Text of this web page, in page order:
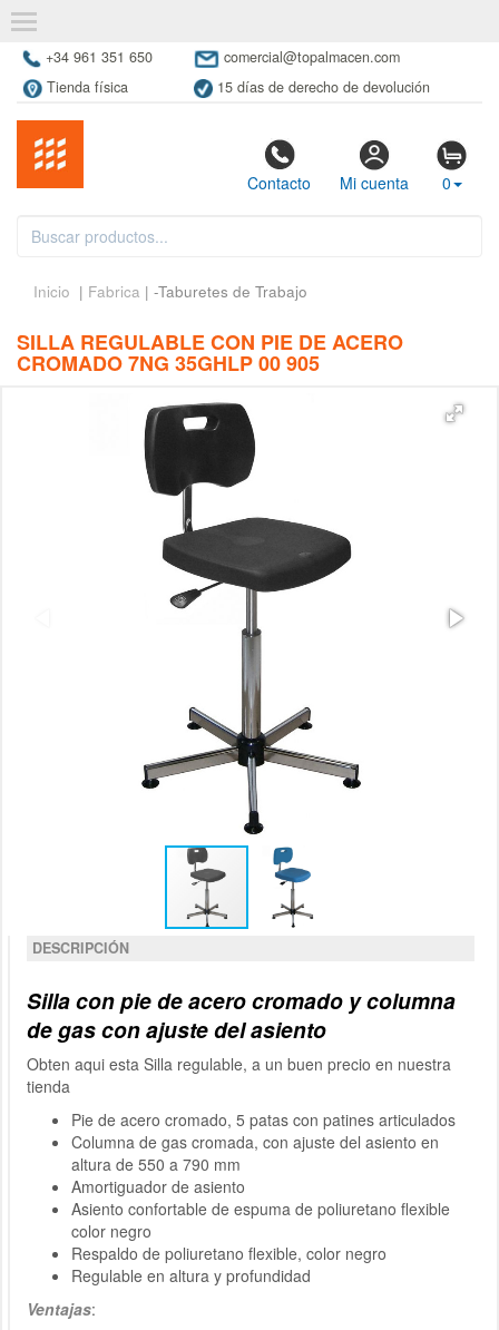
+34 961 351 650
comercial@topalmacen.com
Tienda física
15 días de derecho de devolución
Contacto Mi cuenta 0
Inicio | Fabrica | -Taburetes de Trabajo
SILLA REGULABLE CON PIE DE ACERO
CROMADO 7NG 35GHLP 00 905
DESCRIPCIÓN
Silla con pie de acero cromado y columna
de gas con ajuste del asiento
Obten aqui esta Silla regulable, a un buen precio en nuestra
tienda
Pie de acero cromado, 5 patas con patines articulados
Columna de gas cromada, con ajuste del asiento en
altura de 550 a 790 mm
Amortiguador de asiento
Asiento confortable de espuma de poliuretano flexible
color negro
Respaldo de poliuretano flexible, color negro
Regulable en altura y profundidad
Ventajas: